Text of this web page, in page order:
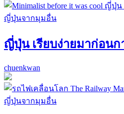
ญี่ปุ่นจากมุมอื่น
ญี่ปุ่น เรียบง่ายมาก่อนก
chuenkwan
ญี่ปุ่นจากมุมอื่น